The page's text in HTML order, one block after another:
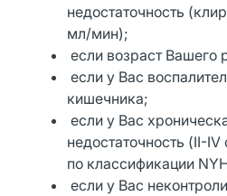
недостаточность
мл/мин);
если возраст Вашего
если у Вас
кишечника;
если у Вас
недостаточность (II-
по классификации
если у Вас